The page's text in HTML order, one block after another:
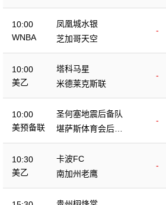
10:00
WNBA
凤凰城水银
-
芝加哥天空
10:00
美乙
塔科马星
-
米德莱克斯联
10:00
美预备联
圣何塞地震后备队
-
堪萨斯体育会后备
队
10:30
美乙
卡波FC
-
南加州老鹰